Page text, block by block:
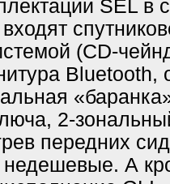
SEL в
(CD-
Bluetooth,
2-
передних
А